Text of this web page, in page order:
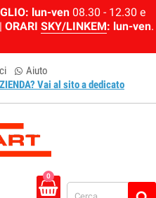
lun-ven 08.30 - 12.30 e
ORARI SKY/LINKEM: lun-ven.
Aiuto
Vai al sito a dedicato
0